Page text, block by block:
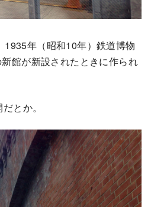
1935年（昭和10年）鉄道博物
館が新設されたときに作られ
とか。